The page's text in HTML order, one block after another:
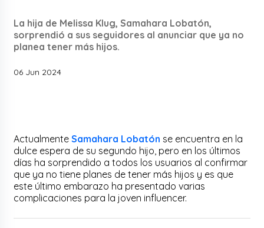
La hija de Melissa Klug, Samahara Lobatón,
sorprendió a sus seguidores al anunciar que ya no
planea tener más hijos.
06 Jun 2024
ActualmenteSamahara Lobatón se encuentra en la
dulce espera de su segundo hijo, pero en los últimos
días ha sorprendido a todos los usuarios al confirmar
que ya no tiene planes de tener más hijos y es que
este último embarazo ha presentado varias
complicaciones para la joven influencer.